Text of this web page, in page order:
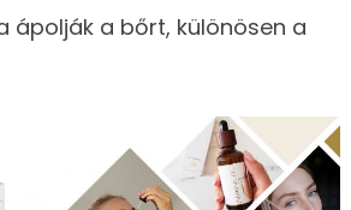
ápolják a bőrt, különösen a